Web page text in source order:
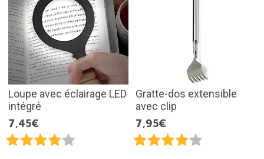
Loupe avec éclairage LED
intégré
7,45€
Gratte-dos extensible
avec clip
7,95€